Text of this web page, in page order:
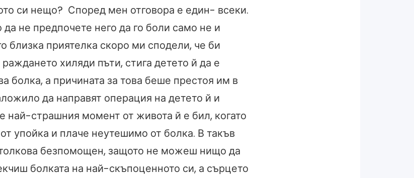
си нещо? Според мен отговора е един- всеки.
не предпочете него да го боли само не и
близка приятелка скоро ми сподели, че би
хиляди пъти, стига детето й да е
болка, а причината за това беше престоя им в
да направят операция на детето й и
най-страшния момент от живота й е бил, когато
упойка и плаче неутешимо от болка. В такъв
безпомощен, защото не можеш нищо да
болката на най-скъпоценното си, а сърцето